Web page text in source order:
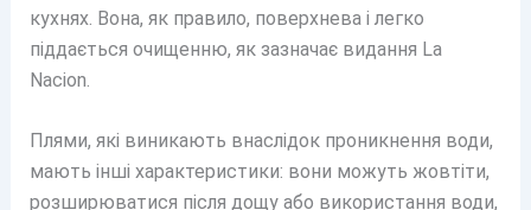
кухнях. Вона, як правило, поверхнева і легко
піддається очищенню, як зазначає видання La
Nacion.
Плями, які виникають внаслідок проникнення води,
мають інші характеристики: вони можуть жовтіти,
розширюватися після дощу або використання води,